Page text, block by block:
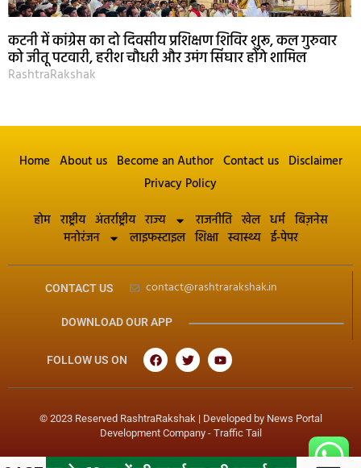
कटनी में कांग्रेस का दो दिवसीय प्रशिक्षण शिविर शुरू, कल गुरुवार
को जीतू पटवारी, हरीश चौधरी और उमंग सिंघार होंगे शामिल
RashtraRakshak
Home About us Become an Author Contact us Disclaimer
Privacy Policy
होम राष्ट्रीय अंतर्राष्ट्रीय राज्य राजनीति खेल धर्म बिज़नेस
मनोरंजन
लाइफस्टाइल शिक्षा स्वास्थ्य ई-पेपर
CONTACT US contact@rashtrarakshak.in
DOWNLOAD OUR APP
FOLLOW US ON
© 2023 Reserved RashtraRakshak | Developed by News Portal
Development Company- Traffic Tail